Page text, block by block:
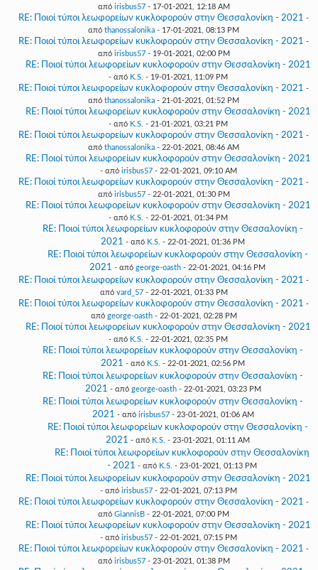
από irisbus57- 17-01-2021, 12:18 AM
RE: Ποιοί τύποι λεωφορείων κυκλοφορούν στην Θεσσαλονίκη - 2021 -
από thanossalonika - 17-01-2021, 08:13 PM
RE: Ποιοί τύποι λεωφορείων κυκλοφορούν στην Θεσσαλονίκη - 2021 -
από irisbus57- 19-01-2021, 02:00 PM
RE: Ποιοί τύποι λεωφορείων κυκλοφορούν στην Θεσσαλονίκη - 2021
- από K.S. - 19-01-2021, 11:09 PM
RE: Ποιοί τύποι λεωφορείων κυκλοφορούν στην Θεσσαλονίκη - 2021 -
από thanossalonika - 21-01-2021, 01:52 PM
RE: Ποιοί τύποι λεωφορείων κυκλοφορούν στην Θεσσαλονίκη - 2021
- από K.S. - 21-01-2021, 03:21 PM
RE: Ποιοί τύποι λεωφορείων κυκλοφορούν στην Θεσσαλονίκη - 2021 -
από thanossalonika - 22-01-2021, 08:46 AM
RE: Ποιοί τύποι λεωφορείων κυκλοφορούν στην Θεσσαλονίκη - 2021
- από irisbus57- 22-01-2021, 09:10 AM
RE: Ποιοί τύποι λεωφορείων κυκλοφορούν στην Θεσσαλονίκη - 2021 -
από irisbus57- 22-01-2021, 01:30 PM
RE: Ποιοί τύποι λεωφορείων κυκλοφορούν στην Θεσσαλονίκη - 2021
- από K.S. - 22-01-2021, 01:34 PM
RE: Ποιοί τύποι λεωφορείων κυκλοφορούν στην Θεσσαλονίκη -
2021 - από K.S. - 22-01-2021, 01:36 PM
RE: Ποιοί τύποι λεωφορείων κυκλοφορούν στην Θεσσαλονίκη -
2021 - από george-oasth - 22-01-2021, 04:16 PM
RE: Ποιοί τύποι λεωφορείων κυκλοφορούν στην Θεσσαλονίκη - 2021 -
από vard_57- 22-01-2021, 01:33 PM
RE: Ποιοί τύποι λεωφορείων κυκλοφορούν στην Θεσσαλονίκη - 2021 -
από george-oasth- 22-01-2021, 02:28 PM
RE: Ποιοί τύποι λεωφορείων κυκλοφορούν στην Θεσσαλονίκη - 2021
- από K.S. - 22-01-2021, 02:35 PM
RE: Ποιοί τύποι λεωφορείων κυκλοφορούν στην Θεσσαλονίκη -
2021 - από K.S. - 22-01-2021, 02:56 PM
RE: Ποιοί τύποι λεωφορείων κυκλοφορούν στην Θεσσαλονίκη -
2021 - από george-oasth- 22-01-2021, 03:23 PM
RE: Ποιοί τύποι λεωφορείων κυκλοφορούν στην Θεσσαλονίκη -
2021 - από irisbus57- 23-01-2021, 01:06 AM
RE: Ποιοί τύποι λεωφορείων κυκλοφορούν στην Θεσσαλονίκη -
2021 - από K.S. - 23-01-2021, 01:11 AM
RE: Ποιοί τύποι λεωφορείων κυκλοφορούν στην Θεσσαλονίκη
- 2021 - από K.S. - 23-01-2021, 01:13 PM
RE: Ποιοί τύποι λεωφορείων κυκλοφορούν στην Θεσσαλονίκη - 2021
- από irisbus57- 22-01-2021, 07:13 PM
RE: Ποιοί τύποι λεωφορείων κυκλοφορούν στην Θεσσαλονίκη - 2021 -
από GiannisB - 22-01-2021, 07:00 PM
RE: Ποιοί τύποι λεωφορείων κυκλοφορούν στην Θεσσαλονίκη - 2021
- από irisbus57- 22-01-2021, 07:15 PM
RE: Ποιοί τύποι λεωφορείων κυκλοφορούν στην Θεσσαλονίκη - 2021 -
από irisbus57- 23-01-2021, 01:38 PM